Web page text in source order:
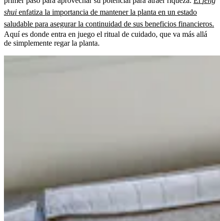
shui enfatiza la importancia de mantener la planta en un estado
saludable para asegurar la continuidad de sus beneficios financieros.
Aquí es donde entra en juego el ritual de cuidado, que va más allá
de simplemente regar la planta.